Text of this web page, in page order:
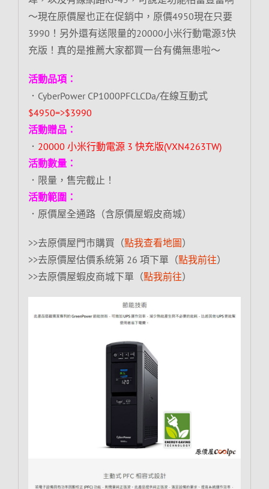
～現在原價屋也正在促銷中，原價4950現在只要
3990！另外還有送限量的20000小米行動電源3快
充版！真的是推薦大家都買一台有備無患啦～
活動品項：
．CyberPower CP1000PFCLCDa/在線互動式
$4950=>$3990
活動贈品：
． 20000 小米行動電源 3 快充版(VXN4263TW)
活動數量：
．限量，售完截止！
活動範圍：
．原價屋全通路（含原價屋蝦皮商城）
>>去原價屋門市購買（點我查看地圖）
>>去原價屋估價系統第 26 項下單（點我前往）
>>去原價屋蝦皮商城下單（點我前往）